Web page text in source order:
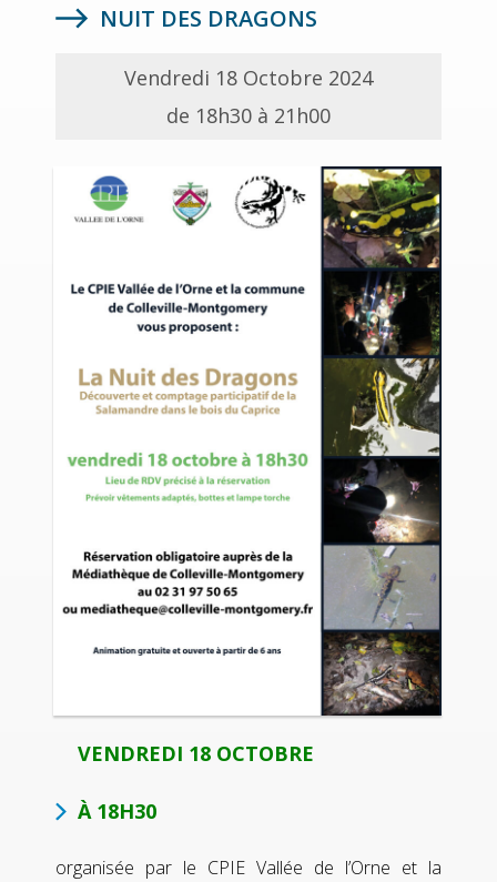
NUIT DES DRAGONS
Vendredi 18 Octobre 2024
de 18h30 à 21h00
VENDREDI 18 OCTOBRE
À 18H30
organisée par le CPIE Vallée de l’Orne et la